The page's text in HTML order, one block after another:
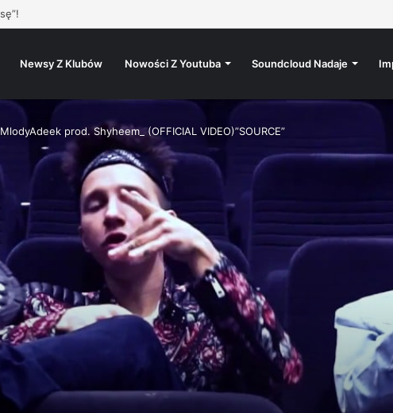
/ 15.8. / Rokáč Jablunkov
Newsy Z Klubów Nowości Z Youtuba Soundcloud Nadaje
prod. Shyheem_ (OFFICIAL VIDEO)”SOURCE”